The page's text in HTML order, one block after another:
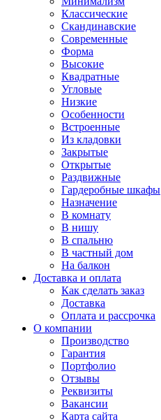
Классические
Скандинавские
Современные
Форма
Высокие
Квадратные
Угловые
Низкие
Особенности
Встроенные
Из кладовки
Закрытые
Открытые
Раздвижные
Гардеробные шкафы
Назначение
В комнату
В нишу
В спальню
В частный дом
На балкон
Доставка и оплата
Как сделать заказ
Доставка
Оплата и рассрочка
О компании
Производство
Гарантия
Портфолио
Отзывы
Реквизиты
Вакансии
Карта сайта